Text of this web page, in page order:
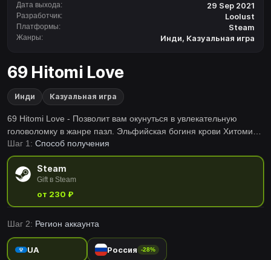
Дата выхода: 29 Sep 2021
Разработчик: Loolust
Платформы: Steam
Жанры: Инди, Казуальная игра
69 Hitomi Love
Инди Казуальная игра
69 Hitomi Love - Позволит вам окунуться в увлекательную
головоломку в жанре пазл. Эльфийская богиня крови Хитоми
ждет когда вы соберете все детали пазла и откроете
графическое вознаграждение. Расслабляющая музыка и
медитативный геймплей позволят хорошо отдохнуть после
работы.
Шаг 1: Способ получения
Steam
Gift в Steam
от 230 ₽
Шаг 2: Регион аккаунта
UA Россия -28%